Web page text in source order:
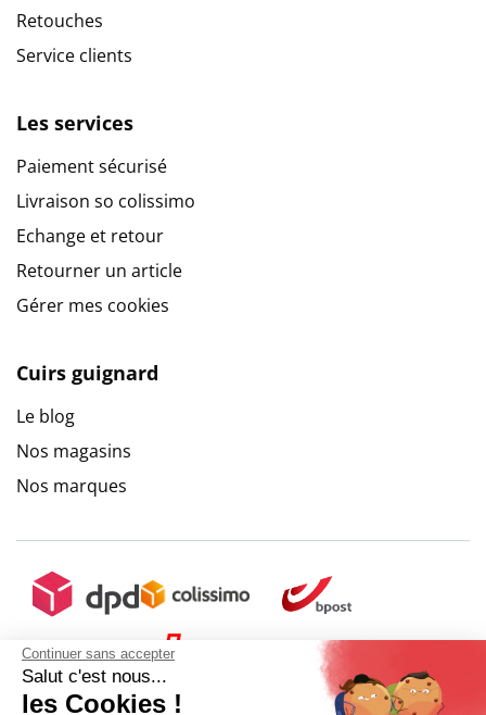
Continuer sans accepter
Salut c'est nous...
les Cookies !
Retouches
Service clients
Les services
Paiement sécurisé
Livraison so colissimo
Echange et retour
Retourner un article
Gérer mes cookies
Cuirs guignard
Le blog
Nos magasins
Nos marques